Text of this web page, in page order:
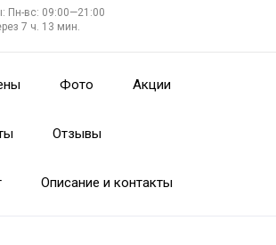
Пн-вс: 09:00—21:00
7 ч. 13 мин.
Фото Акции
Отзывы
Описание и контакты